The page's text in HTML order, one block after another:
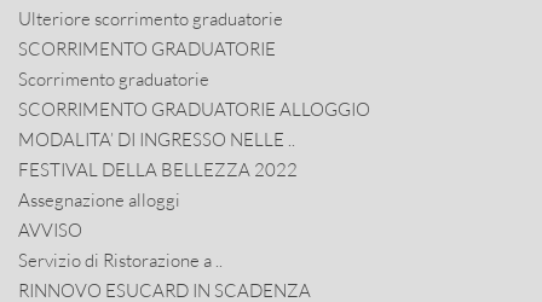
Ulteriore scorrimento graduatorie
SCORRIMENTO GRADUATORIE
Scorrimento graduatorie
SCORRIMENTO GRADUATORIE ALLOGGIO
MODALITA’ DI INGRESSO NELLE ..
FESTIVAL DELLA BELLEZZA 2022
Assegnazione alloggi
AVVISO
Servizio di Ristorazione a ..
RINNOVO ESUCARD IN SCADENZA